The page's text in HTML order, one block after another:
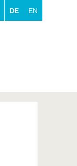
DE EN